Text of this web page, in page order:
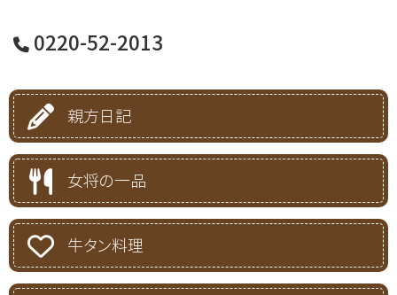
0220-52-2013
親方日記
女将の一品
牛タン料理